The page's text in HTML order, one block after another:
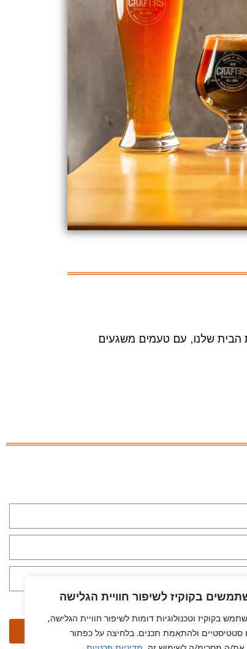
בקוקיז לשיפור חוויית הגלישה
בקוקיז וטכנולוגיות דומות לשיפור חוויית הגלישה,
סטטיסטיים ולהתאמת תכנים. בלחיצה על כפתור
הבית שלנו, עם טעמים משגעים
ולעיבוד המידע לצורך יצירת קשר *
שלח